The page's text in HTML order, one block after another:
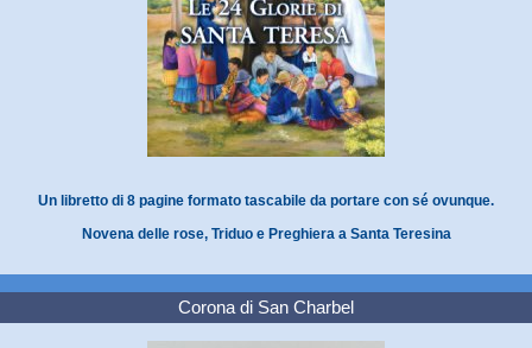
Un libretto di 8 pagine formato tascabile da portare con sé ovunque.
Novena delle rose, Triduo e Preghiera a Santa Teresina
Corona di San Charbel